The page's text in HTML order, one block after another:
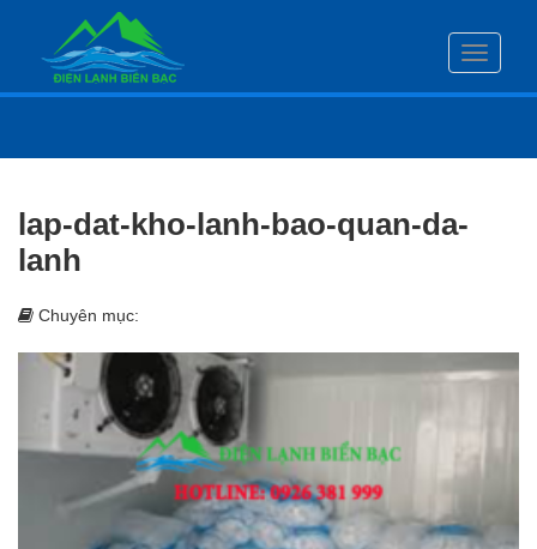
Toggle
lap-dat-kho-lanh-bao-quan-da-
lanh
Chuyên mục: